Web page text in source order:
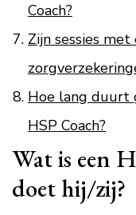
Coach?
Zijn sessies
Hoe lang duurt
HSP Coach?
Wat is een
doet hij/zij?